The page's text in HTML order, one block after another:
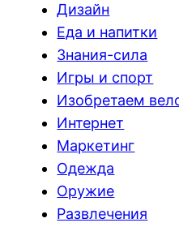
Дизайн
Еда и напитки
Знания-сила
Игры и спорт
Изобретаем
Интернет
Маркетинг
Одежда
Оружие
Развлечения